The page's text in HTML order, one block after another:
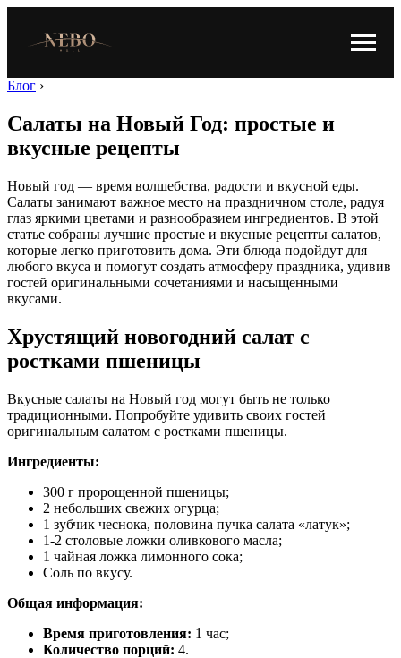
Блог ›
Салаты на Новый Год: простые и
вкусные рецепты
Новый год — время волшебства, радости и вкусной еды.
Салаты занимают важное место на праздничном столе, радуя
глаз яркими цветами и разнообразием ингредиентов. В этой
статье собраны лучшие простые и вкусные рецепты салатов,
которые легко приготовить дома. Эти блюда подойдут для
любого вкуса и помогут создать атмосферу праздника, удивив
гостей оригинальными сочетаниями и насыщенными
вкусами.
Хрустящий новогодний салат с
ростками пшеницы
Вкусные салаты на Новый год могут быть не только
традиционными. Попробуйте удивить своих гостей
оригинальным салатом с ростками пшеницы.
Ингредиенты:
300 г пророщенной пшеницы;
2 небольших свежих огурца;
1 зубчик чеснока, половина пучка салата «латук»;
1-2 столовые ложки оливкового масла;
1 чайная ложка лимонного сока;
Соль по вкусу.
Общая информация:
Время приготовления: 1 час;
Количество порций: 4.